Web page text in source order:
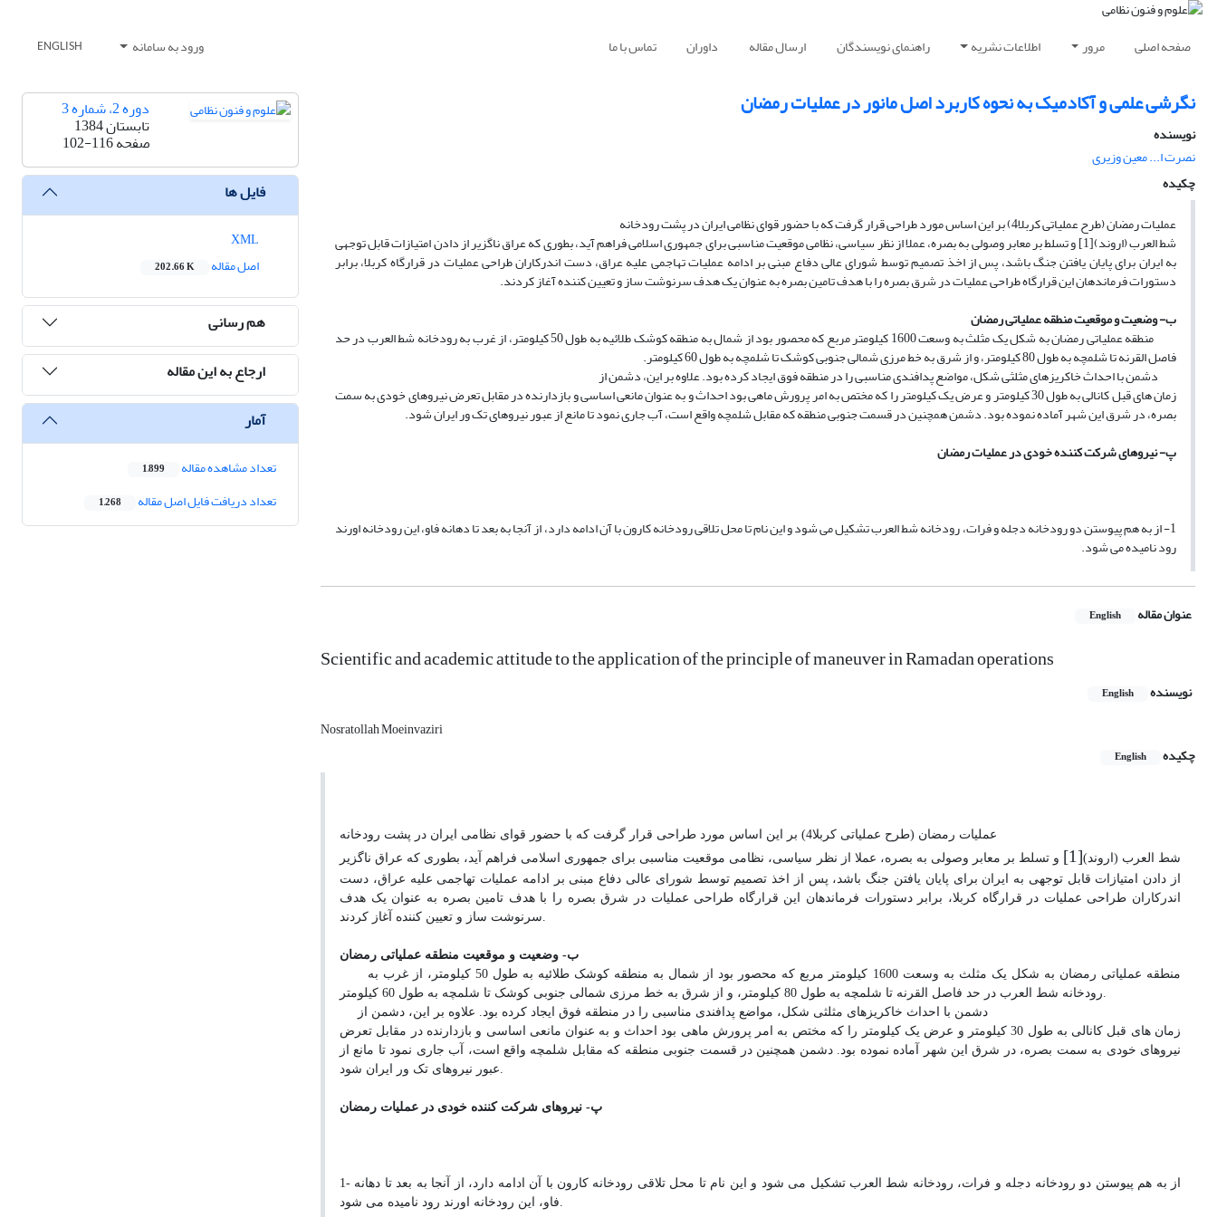
صفحه اصلی مرور اطلاعات نشریه راهنمای نویسندگان ارسال مقاله داوران تماس با ما ورود به سامانه ENGLISH
نگرشی علمی و آکادمیک به نحوه کاربرد اصل مانور در عملیات رمضان
نویسنده
نصرت ا... معین وزیری
چکیده
عملیات رمضان (طرح عملیاتی کربلا4) بر این اساس مورد طراحی قرار گرفت که با حضور قوای نظامی ایران در پشت رودخانه
شط العرب (اروند)[1] و تسلط بر معابر وصولی به بصره، عملا از نظر سیاسی، نظامی موقعیت مناسبی برای جمهوری اسلامی فراهم آید، بطوری که عراق ناگزیر از دادن امتیازات قابل توجهی
به ایران برای پایان یافتن جنگ باشد، پس از اخذ تصمیم توسط شورای عالی دفاع مبنی بر ادامه عملیات تهاجمی علیه عراق، دست اندرکاران طراحی عملیات در قرارگاه کربلا، برابر
دستورات فرماندهان این قرارگاه طراحی عملیات در شرق بصره را با هدف تامین بصره به عنوان یک هدف سرنوشت ساز و تعیین کننده آغاز کردند.
ب- وضعیت و موقعیت منطقه عملیاتی رمضان
منطقه عملیاتی رمضان به شکل یک مثلث به وسعت 1600 کیلومتر مربع که محصور بود از شمال به منطقه کوشک طلائیه به طول 50 کیلومتر، از غرب به رودخانه شط العرب در حد
فاصل القرنه تا شلمچه به طول 80 کیلومتر، و از شرق به خط مرزی شمالی جنوبی کوشک تا شلمچه به طول 60 کیلومتر.
دشمن با احداث خاکریزهای مثلثی شکل، مواضع پدافندی مناسبی را در منطقه فوق ایجاد کرده بود. علاوه بر این، دشمن از
زمان های قبل کانالی به طول 30 کیلومتر و عرض یک کیلومتر را که مختص به امر پرورش ماهی بود احداث و به عنوان مانعی اساسی و بازدارنده در مقابل تعرض نیروهای خودی به سمت
بصره، در شرق این شهر آماده نموده بود. دشمن همچنین در قسمت جنوبی منطقه که مقابل شلمچه واقع است، آب جاری نمود تا مانع از عبور نیروهای تک ور ایران شود.
پ- نیروهای شرکت کننده خودی در عملیات رمضان
1- از به هم پیوستن دو رودخانه دجله و فرات، رودخانه شط العرب تشکیل می شود و این نام تا محل تلاقی رودخانه کارون با آن ادامه دارد، از آنجا به بعد تا دهانه فاو، این رودخانه اورند
رود نامیده می شود.
عنوان مقاله English
Scientific and academic attitude to the application of the principle of maneuver in Ramadan operations
نویسنده English
Nosratollah Moeinvaziri
چکیده
English
عملیات رمضان (طرح عملیاتی کربلا4) بر این اساس مورد طراحی قرار گرفت که با حضور قوای نظامی ایران در پشت رودخانه
شط العرب (اروند)[1] و تسلط بر معابر وصولی به بصره، عملا از نظر سیاسی، نظامی موقعیت مناسبی برای جمهوری اسلامی فراهم آید، بطوری که عراق ناگزیر
از دادن امتیازات قابل توجهی به ایران برای پایان یافتن جنگ باشد، پس از اخذ تصمیم توسط شورای عالی دفاع مبنی بر ادامه عملیات تهاجمی علیه عراق، دست
اندرکاران طراحی عملیات در قرارگاه کربلا، برابر دستورات فرماندهان این قرارگاه طراحی عملیات در شرق بصره را با هدف تامین بصره به عنوان یک هدف
سرنوشت ساز و تعیین کننده آغاز کردند.
ب- وضعیت و موقعیت منطقه عملیاتی رمضان
منطقه عملیاتی رمضان به شکل یک مثلث به وسعت 1600 کیلومتر مربع که محصور بود از شمال به منطقه کوشک طلائیه به طول 50 کیلومتر، از غرب به
رودخانه شط العرب در حد فاصل القرنه تا شلمچه به طول 80 کیلومتر، و از شرق به خط مرزی شمالی جنوبی کوشک تا شلمچه به طول 60 کیلومتر.
دشمن با احداث خاکریزهای مثلثی شکل، مواضع پدافندی مناسبی را در منطقه فوق ایجاد کرده بود. علاوه بر این، دشمن از
زمان های قبل کانالی به طول 30 کیلومتر و عرض یک کیلومتر را که مختص به امر پرورش ماهی بود احداث و به عنوان مانعی اساسی و بازدارنده در مقابل تعرض
نیروهای خودی به سمت بصره، در شرق این شهر آماده نموده بود. دشمن همچنین در قسمت جنوبی منطقه که مقابل شلمچه واقع است، آب جاری نمود تا مانع از
عبور نیروهای تک ور ایران شود.
پ- نیروهای شرکت کننده خودی در عملیات رمضان
1- از به هم پیوستن دو رودخانه دجله و فرات، رودخانه شط العرب تشکیل می شود و این نام تا محل تلاقی رودخانه کارون با آن ادامه دارد، از آنجا به بعد تا دهانه
فاو، این رودخانه اورند رود نامیده می شود.
دوره 2، شماره 3
تابستان 1384
صفحه102-116
فایل ها
اصل مقاله
202.66 K
هم رسانی
ارجاع به این مقاله
آمار
تعداد مشاهده مقاله 1,899
تعداد دریافت فایل اصل مقاله 1,268